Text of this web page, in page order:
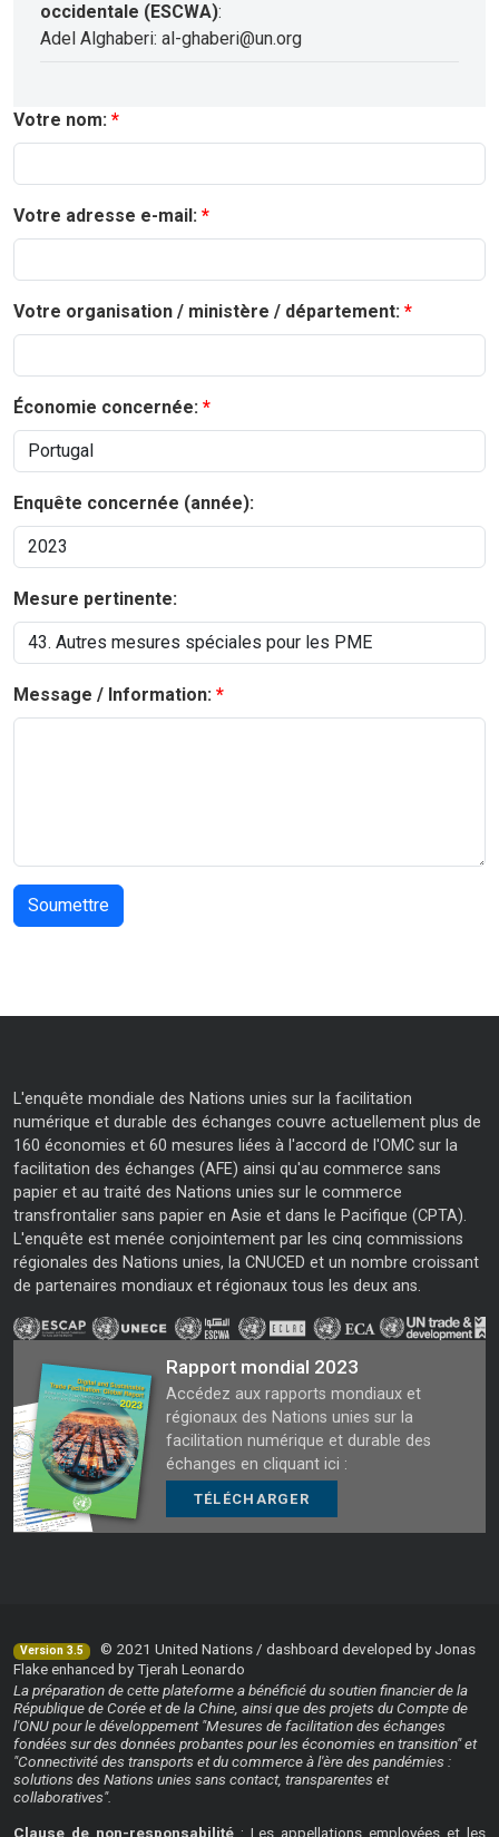
occidentale (ESCWA):
Adel Alghaberi: al-ghaberi@un.org
Votre nom:
Votre adresse e-mail:
Votre organisation / ministère / département:
Économie concernée:
Enquête concernée (année):
Mesure pertinente:
Message / Information:
L'enquête mondiale des Nations unies sur la facilitation
numérique et durable des échanges couvre actuellement plus de
160 économies et 60 mesures liées à l'accord de l'OMC sur la
facilitation des échanges (AFE) ainsi qu'au commerce sans
papier et au traité des Nations unies sur le commerce
transfrontalier sans papier en Asie et dans le Pacifique (CPTA).
L'enquête est menée conjointement par les cinq commissions
régionales des Nations unies, la CNUCED et un nombre croissant
de partenaires mondiaux et régionaux tous les deux ans.
Rapport mondial 2023
Accédez aux rapports mondiaux et
régionaux des Nations unies sur la
facilitation numérique et durable des
échanges en cliquant ici :
TÉLÉCHARGER
Version 3.5
© 2021 United Nations / dashboard developed by Jonas
Flake enhanced by Tjerah Leonardo
La préparation de cette plateforme a bénéficié du soutien financier de la
République de Corée et de la Chine, ainsi que des projets du Compte de
l'ONU pour le développement "Mesures de facilitation des échanges
fondées sur des données probantes pour les économies en transition" et
"Connectivité des transports et du commerce à l'ère des pandémies :
solutions des Nations unies sans contact, transparentes et
collaboratives".
Clause de non-responsabilité : Les appellations employées et les